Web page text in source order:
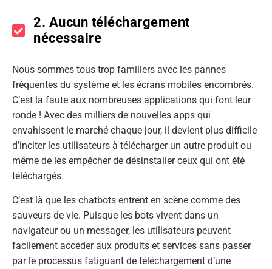
2. Aucun téléchargement
nécessaire
Nous sommes tous trop familiers avec les pannes
fréquentes du système et les écrans mobiles encombrés.
C’est la faute aux nombreuses applications qui font leur
ronde ! Avec des milliers de nouvelles apps qui
envahissent le marché chaque jour, il devient plus difficile
d’inciter les utilisateurs à télécharger un autre produit ou
même de les empêcher de désinstaller ceux qui ont été
téléchargés.
C’est là que les chatbots entrent en scène comme des
sauveurs de vie. Puisque les bots vivent dans un
navigateur ou un messager, les utilisateurs peuvent
facilement accéder aux produits et services sans passer
par le processus fatiguant de téléchargement d’une